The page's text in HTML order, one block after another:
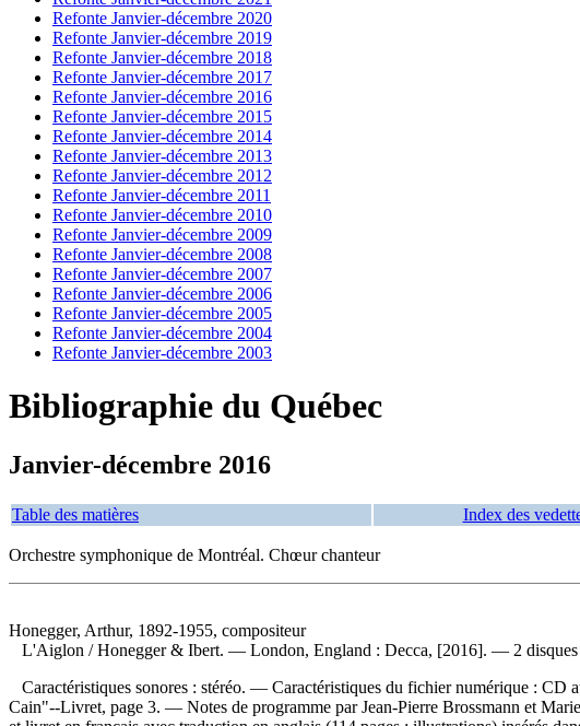
Refonte Janvier-décembre 2020
Refonte Janvier-décembre 2019
Refonte Janvier-décembre 2018
Refonte Janvier-décembre 2017
Refonte Janvier-décembre 2016
Refonte Janvier-décembre 2015
Refonte Janvier-décembre 2014
Refonte Janvier-décembre 2013
Refonte Janvier-décembre 2012
Refonte Janvier-décembre 2011
Refonte Janvier-décembre 2010
Refonte Janvier-décembre 2009
Refonte Janvier-décembre 2008
Refonte Janvier-décembre 2007
Refonte Janvier-décembre 2006
Refonte Janvier-décembre 2005
Refonte Janvier-décembre 2004
Refonte Janvier-décembre 2003
Bibliographie du Québec
Janvier-décembre 2016
Table des matières Index des
Orchestre symphonique de Montréal. Chœur chanteur
Honegger, Arthur, 1892-1955, compositeur
L'Aiglon / Honegger & Ibert. — London, England : Decca, [2016]. — 2 disques
Caractéristiques sonores : stéréo. — Caractéristiques du fichier numérique :
Cain"--Livret, page 3. — Notes de programme par Jean-Pierre Brossmann et